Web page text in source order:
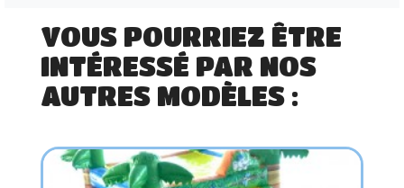
VOUS POURRIEZ ÊTRE
INTÉRESSÉ PAR NOS
AUTRES MODÈLES :